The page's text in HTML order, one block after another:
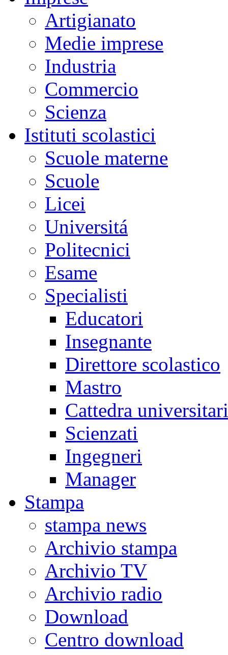
Artigianato
Medie imprese
Industria
Commercio
Scienza
Istituti scolastici
Scuole materne
Scuole
Licei
Universitá
Politecnici
Esame
Specialisti
Educatori
Insegnante
Direttore scolastico
Mastro
Cattedra
Scienzati
Ingegneri
Manager
Stampa
stampa news
Archivio stampa
Archivio TV
Archivio radio
Download
Centro download